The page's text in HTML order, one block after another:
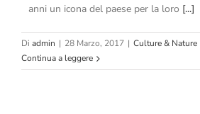
anni un icona del paese per la loro [...]
Di admin | 28 Marzo, 2017 | Culture & Nature
Continua a leggere